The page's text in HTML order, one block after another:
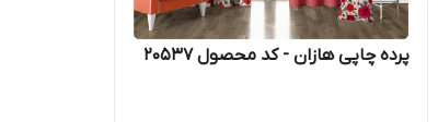
پرده چاپی هازان - کد محصول 20537